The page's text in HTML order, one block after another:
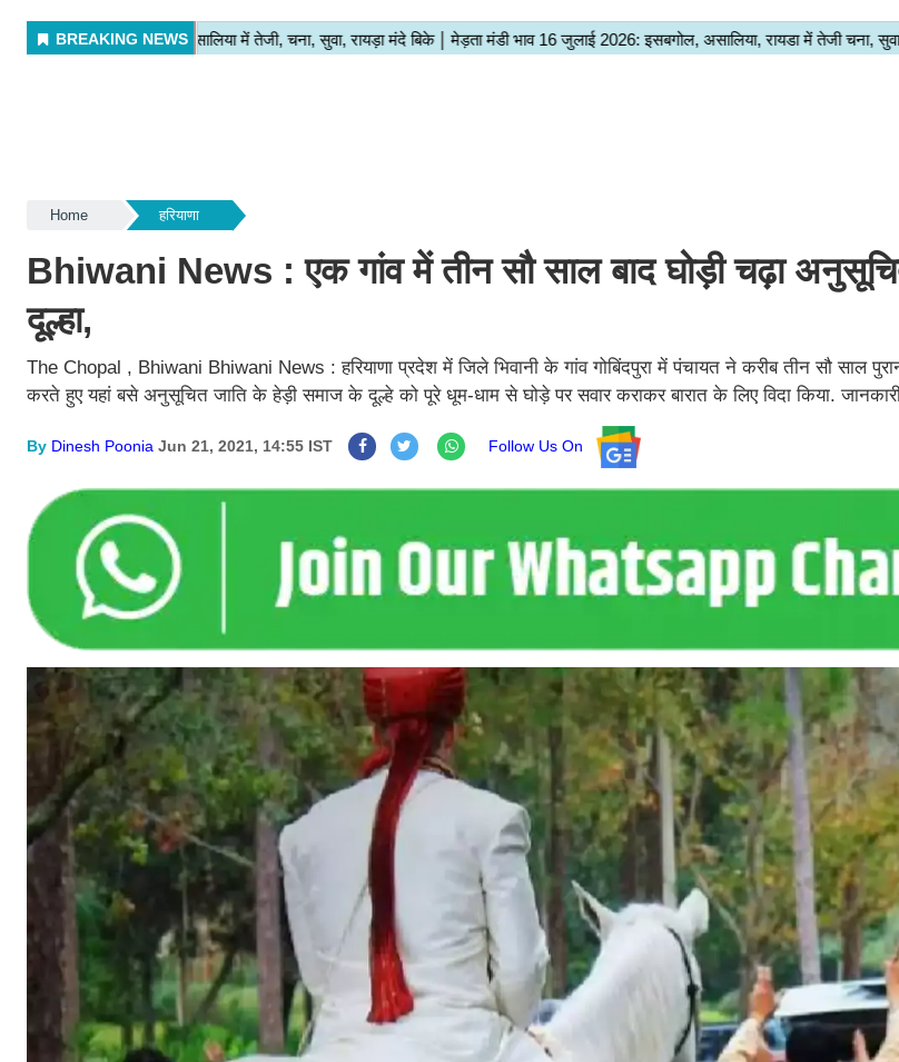
Home हरियाणा
Bhiwani News : एक गांव में तीन सौ साल बाद घोड़ी चढ़ा
दूल्हा,
The Chopal , Bhiwani Bhiwani News : हरियाणा प्रदेश में जिले भिवानी के गांव गोबिंदपुरा में पंचायत ने करीब तीन सौ साल
करते हुए यहां बसे अनुसूचित जाति के हेड़ी समाज के दूल्हे को पूरे धूम-धाम से घोड़े पर सवार कराकर बारात के लिए विदा किया.
By Dinesh Poonia Jun 21, 2021, 14:55 IST Follow Us On